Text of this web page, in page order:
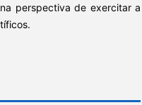
perspectiva de exercitar a